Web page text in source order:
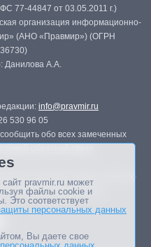
77-44847 от 03.05.2011 г.)
организация информационно-
(АНО «Правмир») (ОГРН
Данилова А.А.
info@pravmir.ru
530 96 05
обо всех замеченных
изданиях (книгах, прессе)
разрешения редакции.
pravmir.ru может
файлы cookie и
Это соответствует
персональных данных
Вы даете свое